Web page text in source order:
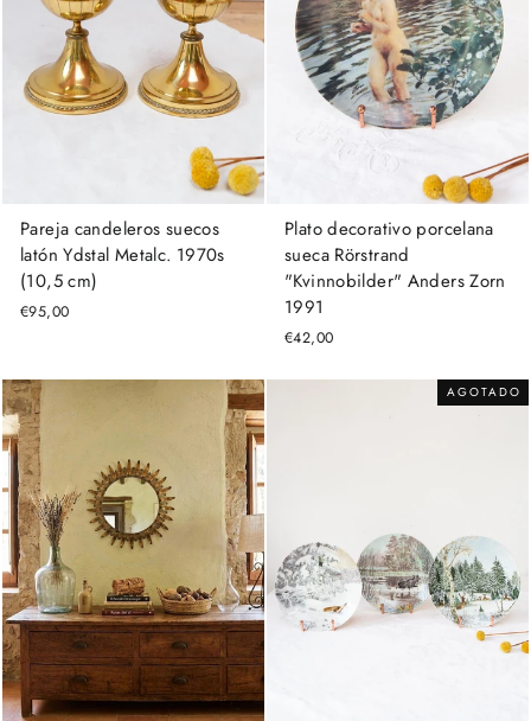
Pareja candeleros suecos
latón Ydstal Metalc. 1970s
(10,5 cm)
€95,00
Plato decorativo porcelana
sueca Rörstrand
"Kvinnobilder" Anders Zorn
1991
€42,00
AGOTADO